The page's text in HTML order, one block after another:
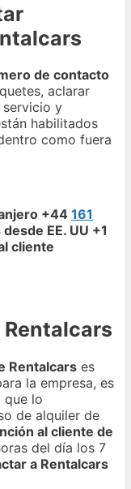
de contacto
aclarar
servicio y
habilitados
como fuera
+44 161
EE. UU +1
cliente
Rentalcars es
la empresa, es
que lo
de alquiler de
al cliente de
del día los 7
a Rentalcars